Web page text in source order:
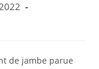
de jambe parue